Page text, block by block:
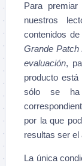
Para
nuestros
contenidos
Grande Patch
evaluación,
producto está
sólo se ha
por la que
resultas ser el
La única